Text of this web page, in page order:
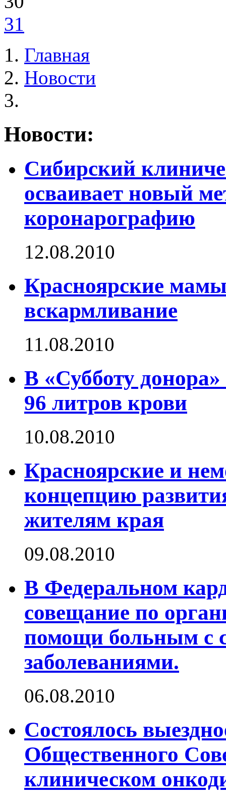
31
Главная
Новости
Новости:
Сибирский
осваивает новый
коронарографию
12.08.2010
Красноярские мамы
вскармливание
11.08.2010
В «Субботу
96 литров крови
10.08.2010
Красноярские и
концепцию
жителям края
09.08.2010
В Федеральном
совещание по
помощи больным с
заболеваниями.
06.08.2010
Состоялось
Общественного
клиническом